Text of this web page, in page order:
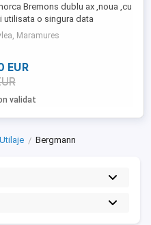
Bremons dublu ax ,noua ,cu
utilisata o singura data
cu carte in Franta .
Maramures
EUR
validat
Utilaje Bergmann